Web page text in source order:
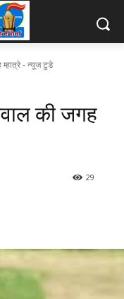
- न्यूज टुडे
की जगह
29